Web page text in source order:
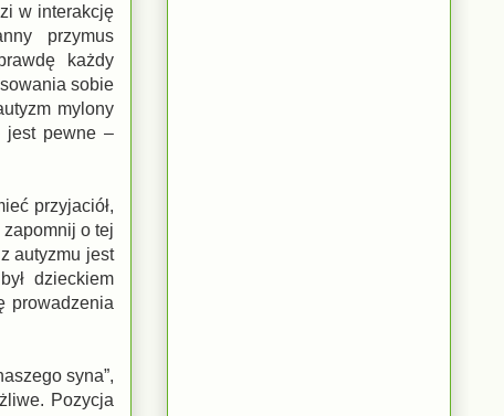
w interakcję
przymus
każdy
sobie
mylony
jest pewne –
przyjaciół,
o tej
autyzmu jest
dzieckiem
prowadzenia
syna”,
Pozycja